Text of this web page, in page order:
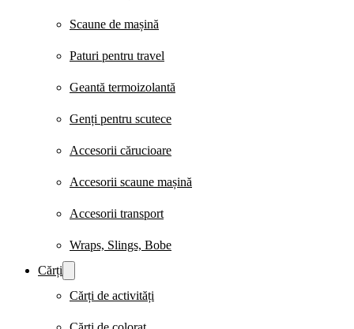
Scaune de mașină
Paturi pentru travel
Geantă termoizolantă
Genți pentru scutece
Accesorii cărucioare
Accesorii scaune mașină
Accesorii transport
Wraps, Slings, Bobe
Cărți
Cărți de activități